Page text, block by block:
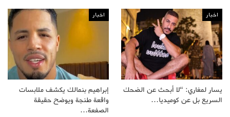
اخبار
يسار لمغاري: “لا أبحث عن الضحك
السريع بل عن كوميديا…
اخبار
إبراهيم بنمالك يكشف ملابسات
واقعة طنجة ويوضح حقيقة
الصفعة…